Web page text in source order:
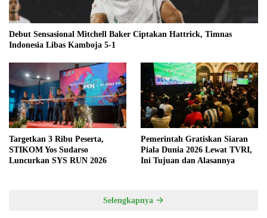
Debut Sensasional Mitchell Baker Ciptakan Hattrick, Timnas
Indonesia Libas Kamboja 5-1
Targetkan 3 Ribu Peserta,
STIKOM Yos Sudarso
Luncurkan SYS RUN 2026
Pemerintah Gratiskan Siaran
Piala Dunia 2026 Lewat TVRI,
Ini Tujuan dan Alasannya
Selengkapnya